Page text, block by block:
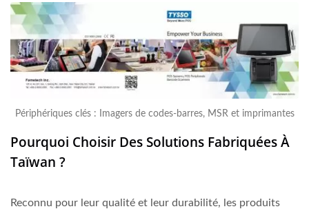
Périphériques clés : Imagers de codes-barres, MSR et imprimantes
Pourquoi Choisir Des Solutions Fabriquées À
Taïwan ?
Reconnu pour leur qualité et leur durabilité, les produits